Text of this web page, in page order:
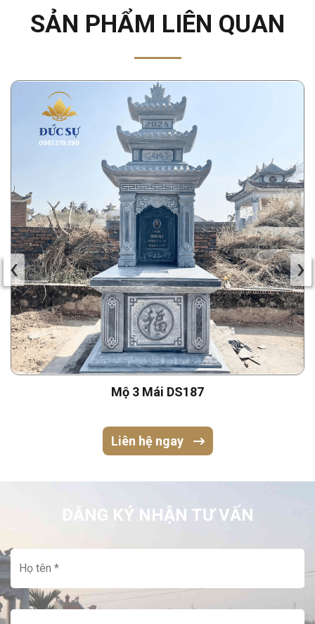
SẢN PHẨM LIÊN QUAN
Mộ 3 Mái DS187
Liên hệ ngay
‹ ›
ĐĂNG KÝ NHẬN TƯ VẤN